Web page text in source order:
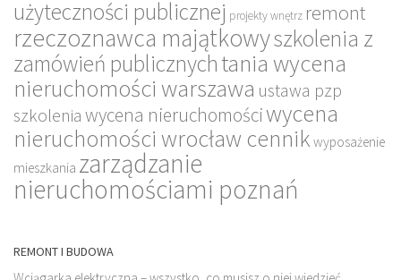
użyteczności publicznej projekty wnętrz remont
rzeczoznawca majątkowyszkolenia z
zamówień publicznychtania wycena
nieruchomości warszawa ustawa pzp
szkolenia wycena nieruchomościwycena
nieruchomości wrocław cennik wyposażenie
mieszkania zarządzanie
nieruchomościami poznań
REMONT I BUDOWA